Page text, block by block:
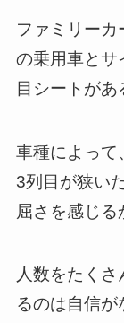
ファミリー
の乗用車とサ
目シートがあ
車種によって
3列目が狭い
屈さを感じる
人数をたく
るのは自信